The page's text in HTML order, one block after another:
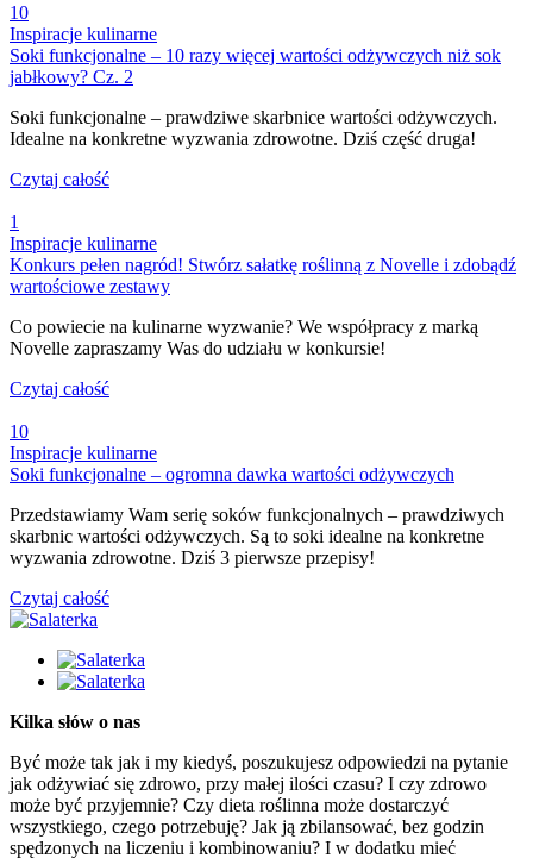
10
Inspiracje kulinarne
Soki funkcjonalne – 10 razy więcej wartości odżywczych niż sok
jabłkowy? Cz. 2
Soki funkcjonalne – prawdziwe skarbnice wartości odżywczych.
Idealne na konkretne wyzwania zdrowotne. Dziś część druga!
Czytaj całość
1
Inspiracje kulinarne
Konkurs pełen nagród! Stwórz sałatkę roślinną z Novelle i zdobądź
wartościowe zestawy
Co powiecie na kulinarne wyzwanie? We współpracy z marką
Novelle zapraszamy Was do udziału w konkursie!
Czytaj całość
10
Inspiracje kulinarne
Soki funkcjonalne – ogromna dawka wartości odżywczych
Przedstawiamy Wam serię soków funkcjonalnych – prawdziwych
skarbnic wartości odżywczych. Są to soki idealne na konkretne
wyzwania zdrowotne. Dziś 3 pierwsze przepisy!
Czytaj całość
Kilka słów o nas
Być może tak jak i my kiedyś, poszukujesz odpowiedzi na pytanie
jak odżywiać się zdrowo, przy małej ilości czasu? I czy zdrowo
może być przyjemnie? Czy dieta roślinna może dostarczyć
wszystkiego, czego potrzebuję? Jak ją zbilansować, bez godzin
spędzonych na liczeniu i kombinowaniu? I w dodatku mieć